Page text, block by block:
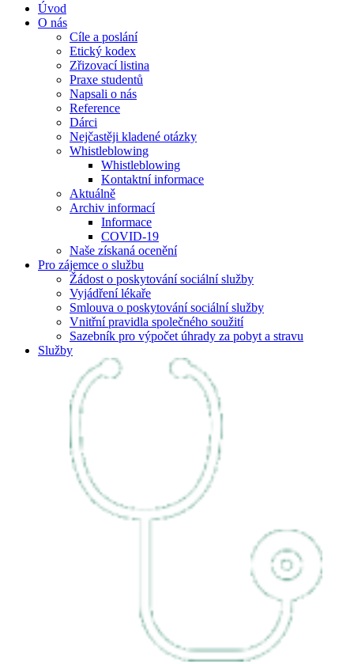
Úvod
O nás
Cíle a poslání
Etický kodex
Zřizovací listina
Praxe studentů
Napsali o nás
Reference
Dárci
Nejčastěji kladené otázky
Whistleblowing
Whistleblowing
Kontaktní informace
Aktuálně
Archiv informací
Informace
COVID-19
Naše získaná ocenění
Pro zájemce o službu
Žádost o poskytování sociální služby
Vyjádření lékaře
Smlouva o poskytování sociální služby
Vnitřní pravidla společného soužití
Sazebník pro výpočet úhrady za pobyt a stravu
Služby